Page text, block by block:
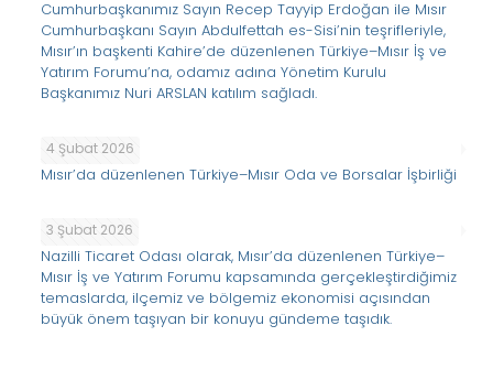
Cumhurbaşkanımız Sayın Recep Tayyip Erdoğan ile Mısır
Cumhurbaşkanı Sayın Abdulfettah es-Sisi’nin teşrifleriyle,
Mısır’ın başkenti Kahire’de düzenlenen Türkiye–Mısır İş ve
Yatırım Forumu’na, odamız adına Yönetim Kurulu
Başkanımız Nuri ARSLAN katılım sağladı.
4 Şubat 2026
Mısır’da düzenlenen Türkiye–Mısır Oda ve Borsalar İşbirliği
3 Şubat 2026
Nazilli Ticaret Odası olarak, Mısır’da düzenlenen Türkiye–
Mısır İş ve Yatırım Forumu kapsamında gerçekleştirdiğimiz
temaslarda, ilçemiz ve bölgemiz ekonomisi açısından
büyük önem taşıyan bir konuyu gündeme taşıdık.